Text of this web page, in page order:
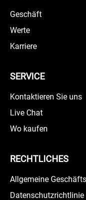
Geschäft
Werte
Karriere
SERVICE
Kontaktieren Sie uns
Live Chat
Wo kaufen
RECHTLICHES
Allgemeine
Datenschutzrichtlinie